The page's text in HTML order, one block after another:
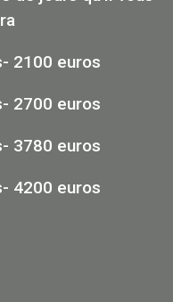
2100 euros
2700 euros
3780 euros
4200 euros